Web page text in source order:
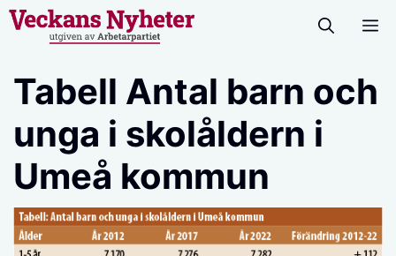
Hoppa
Tabell Antal barn och
unga i skolåldern i
Umeå kommun